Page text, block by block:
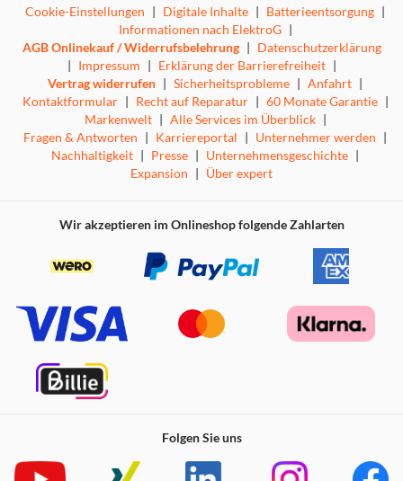
und Bluetooth machen den AURUS silverline zu einem
vielseitigen Partner im Home-Entertainment. Gesteuert
wird er komfortabel mit der RM19 Fernbedienung aus
gebürstetem Aluminium. Als exklusiven Mehrwert haben
wir das Sondermodell zusätzlich mit einem integrierten
Digitalrecorder mit 1-TB-Festplattenkapazität
ausgestattet. So verpassen Sie dank komfortabler
Timeshift- und Aufnahmefunktion garantiert kein Tor*.
* Nur bei öffentlich-rechtlich übertragenen Spielen.
Cookie-Einstellungen | Digitale Inhalte | Batterieentsorgung |
Informationen nach ElektroG |
AGB Onlinekauf / Widerrufsbelehrung | Datenschutzerklärung
| Impressum | Erklärung der Barrierefreiheit |
Vertrag widerrufen | Sicherheitsprobleme | Anfahrt |
Kontaktformular | Recht auf Reparatur | 60 Monate Garantie |
Markenwelt | Alle Services im Überblick |
Fragen & Antworten | Karriereportal | Unternehmer werden |
Nachhaltigkeit | Presse | Unternehmensgeschichte |
Expansion | Über expert
Wir akzeptieren im Onlineshop folgende Zahlarten
Folgen Sie uns